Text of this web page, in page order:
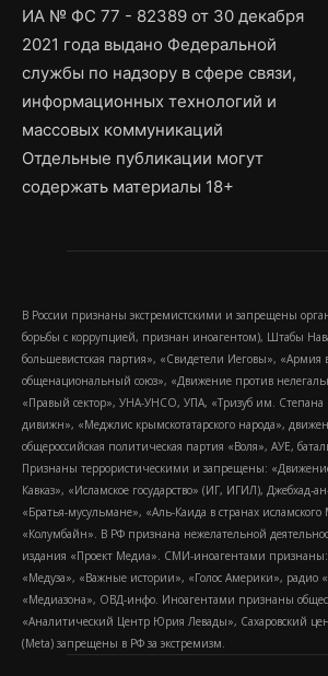
ИА № ФС 77 - 82389 от 30 декабря
2021 года выдано Федеральной
службы по надзору в сфере связи,
информационных технологий и
массовых коммуникаций
Отдельные публикации могут
содержать материалы 18+
В России признаны экстремистскими и запрещены
борьбы с коррупцией, признан иноагентом), Штабы
большевистская партия», «Свидетели Иеговы», «Армия
общенациональный союз», «Движение против
«Правый сектор», УНА-УНСО, УПА, «Тризуб им.
дивижн», «Меджлис крымскотатарского народа»,
общероссийская политическая партия «Воля», АУЕ,
Признаны террористическими и запрещены:
Кавказ», «Исламское государство» (ИГ, ИГИЛ), Джебхад-
«Братья-мусульмане», «Аль-Каида в странах
«Колумбайн». В РФ признана нежелательной
издания «Проект Медиа». СМИ-иноагентами признаны:
«Медуза», «Важные истории», «Голос Америки», радио
«Медиазона», ОВД-инфо. Иноагентами признаны
«Аналитический Центр Юрия Левады», Сахаровский
(Metа) запрещены в РФ за экстремизм.